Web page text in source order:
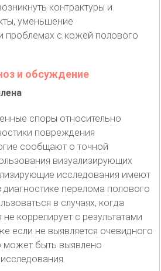
контрактуры и
уменьшение
проблемах с кожей полового
и обсуждение
споры относительно
повреждения
сообщают о точной
визуализирующих
исследования имеют
перелома полового
в случаях, когда
коррелирует с результатами
если не выявляется очевидного
может быть выявлено